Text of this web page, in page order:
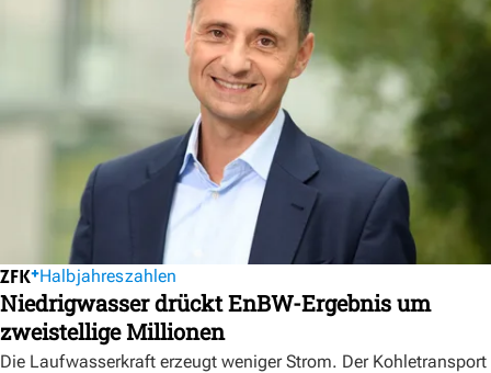
Halbjahreszahlen
Niedrigwasser drückt EnBW-Ergebnis um
zweistellige Millionen
Die Laufwasserkraft erzeugt weniger Strom. Der Kohletransport